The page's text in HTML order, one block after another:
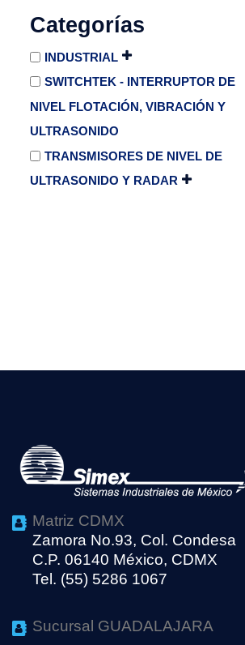
Categorías
INDUSTRIAL
SWITCHTEK - INTERRUPTOR DE
NIVEL FLOTACIÓN, VIBRACIÓN Y
ULTRASONIDO
TRANSMISORES DE NIVEL DE
ULTRASONIDO Y RADAR
Matriz CDMX
Zamora No.93, Col. Condesa
C.P. 06140 México, CDMX
Tel. (55) 5286 1067
Sucursal GUADALAJARA